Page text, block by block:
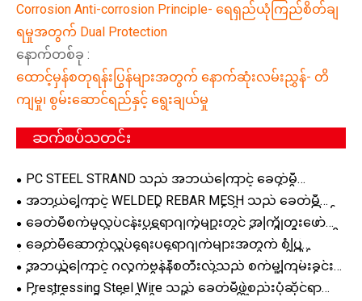
Corrosion Anti-corrosion Principle- ရေရှည်ယုံကြည်စိတ်ချ
ရမှုအတွက် Dual Protection
နောက်တစ်ခု :
ထောင့်မှန်စတုရန်းပြွန်များအတွက် နောက်ဆုံးလမ်းညွှန်- တိ
ကျမှု၊ စွမ်းဆောင်ရည်နှင့် ရွေးချယ်မှု
ဆက်စပ်သတင်း
PC STEEL STRAND သည် အဘယ်ကြောင့် ခေတ်မီ
Prestressed Concrete Applications များအတွက် ဦးစားပေး
ရွေးချယ်မှုဖြစ်လာသနည်း။
အဘယ်ကြောင့် WELDED REBAR MESH သည် ခေတ်မီ
ဆောက်လုပ်ရေးပရောဂျက်များအတွက် ဦးစားပေးအားဖြည့်
ဖြေရှင်းချက်ဖြစ်လာသနည်း
ခေတ်မီစက်မှုလုပ်ငန်းပရောဂျက်များတွင် အကြိုတူးဖော်
ထားသော ကာဗွန်သံမဏိပြားသည် ထိရောက်မှုနှင့် တိကျမှုကို
မည်သို့တိုးတက်စေနိုင်မည်နည်း။
ခေတ်မီဆောက်လုပ်ရေးပရောဂျက်များအတွက် စံပြ
ဖွဲ့စည်းပုံ သံမဏိဖြေရှင်းချက် Universal Column ကိုဖြစ်
စေသောအရာ
အဘယ်ကြောင့် ဂလက်ဗန်နီစတီးလ်သည် စက်မှုကြမ်းခင်း
နှင့် အခြေခံအဆောက်အဦ ပရောဂျက်များအတွက် စမတ်
အကျဆုံးရွေးချယ်မှုဖြစ်သနည်း။
Prestressing Steel Wire သည် ခေတ်မီဖွဲ့စည်းပုံဆိုင်ရာ